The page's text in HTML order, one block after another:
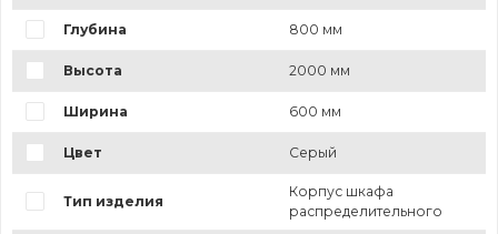
Глубина 800 мм
Высота 2000 мм
Ширина 600 мм
Цвет Серый
Тип изделия
Корпус шкафа
распределительного